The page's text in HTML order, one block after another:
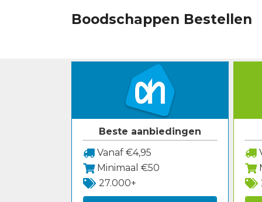
Boodschappen Bestellen
Beste aanbiedingen
Vanaf €4,95
Minimaal €50
27.000+